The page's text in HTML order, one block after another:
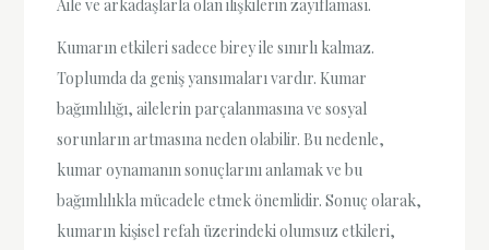
Aile ve arkadaşlarla olan ilişkilerin zayıflaması.
Kumarın etkileri sadece birey ile sınırlı kalmaz.
Toplumda da geniş yansımaları vardır. Kumar
bağımlılığı, ailelerin parçalanmasına ve sosyal
sorunların artmasına neden olabilir. Bu nedenle,
kumar oynamanın sonuçlarını anlamak ve bu
bağımlılıkla mücadele etmek önemlidir. Sonuç olarak,
kumarın kişisel refah üzerindeki olumsuz etkileri,